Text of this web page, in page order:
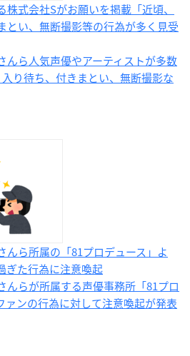
式会社Sがお願いを掲載「近頃、
とい、無断撮影等の行為が多く見受
んら人気声優やアーティストが多数
り待ち、付きまとい、無断撮影な
んら所属の「81プロデュース」よ
ぎた行為に注意喚起
んらが所属する声優事務所「81プロ
ァンの行為に対して注意喚起が発表